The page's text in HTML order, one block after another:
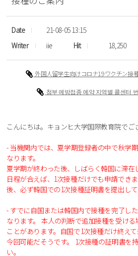
Date
21-08-05 13:15
Writer
iie Hit 18,250
外国人留学生向けコロナ19ワクチン接
첨부 예방접종 예약 지역별 콜센터
こんにちは。キョンヒ大学国際教育院でご
- 当機関内では、夏学期登録者の中で秋学
なります。
夏学期が終わった後、しばらく韓国に滞在
日程が合えば、1次接種だけでも申請でき
後、必ず韓国での1次接種証明書を提出し
- すでに自国または韓国内で接種を完了し
なります。 本人の判断で追加接種を受け
ことがあります。 自国で1次接種だけ終え
今回可能だそうです。 1次接種の証明書を
い。